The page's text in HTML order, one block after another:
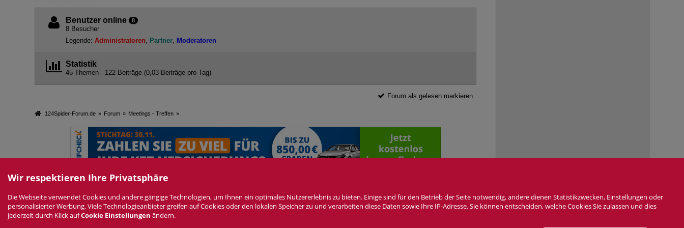
Benutzer online 8
8 Besucher
Legende: Administratoren Partner Moderatoren
Statistik
45 Themen - 122 Beiträge (0,03 Beiträge pro Tag)
Forum als gelesen markieren
124Spider-Forum.de » Forum » Meetings - Treffen »
Datenschutzerklärung Impressum Nutzungsbedingungen Newsletter Cookie Einstellungen 6. August 2026, 04:19
Das Fiat 124Spider Forum ist
Wir respektieren Ihre Privatsphäre
Die Webseite verwendet Cookies und andere gängige Technologien, um Ihnen ein optimales Nutzererlebnis zu bieten. Einige sind für den Betrieb der Seite notwendig, andere dienen Statistikzwecken, Einstellungen oder
personalisierter Werbung. Viele Technologieanbieter greifen auf Cookies oder den lokalen Speicher zu und verarbeiten diese Daten sowie Ihre IP-Adresse. Sie können entscheiden, welche Cookies Sie zulassen und dies
jederzeit durch Klick aufCookie Einstellungen ändern.